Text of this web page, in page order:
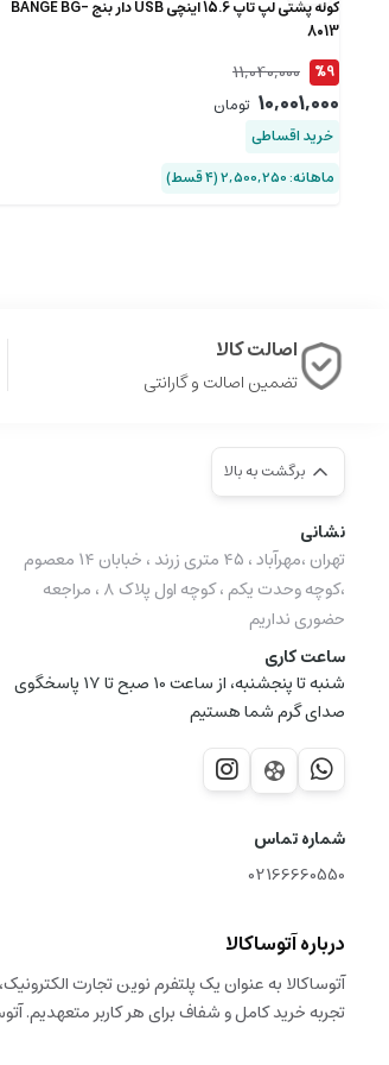
کوله پشتی لپ تاپ 15.6 اینچی USB دار بنج BANGE BG-
8013
%9
11,040,000
10,001,000 تومان
خرید اقساطی
ماهانه: 2,500,250 (۴ قسط)
اصالت کالا
تضمین اصالت و گارانتی
برگشت به بالا
نشانی
تهران ،مهرآباد ، ۴۵ متری زرند ، خبابان ۱۴ معصوم
،کوچه وحدت یکم ، کوچه اول پلاک ۸ ، مراجعه
حضوری نداریم
ساعت کاری
شنبه تا پنجشنبه، از ساعت 10 صبح تا 17 پاسخگوی
صدای گرم شما هستیم
شماره تماس
02166660550
درباره آتوساکالا
آتوساکالا به عنوان یک پلتفرم نوین تجارت
تجربه خرید کامل و شفاف برای هر کاربر متعهدیم.